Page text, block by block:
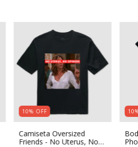
10% OFF
Camiseta Oversized
Friends - No Uterus, No
10